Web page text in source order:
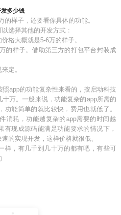
多少钱
的样子，还要看你具体的功能。
选择其他的开发方式：
格大概就是5-6万的样子。
的样子。借助第三方的打包平台封装成
定。
app的功能复杂性来看的，按启动科技
万。一般来说，功能复杂的app所需的
能简单的就比较快，费用也就低了。
消耗，功能越复杂的app需要的时间越
有现成源码能满足功能要求的情况下，
的实现开发，这样价格就很低。
样，有几千到几十万的都有吧，有些可